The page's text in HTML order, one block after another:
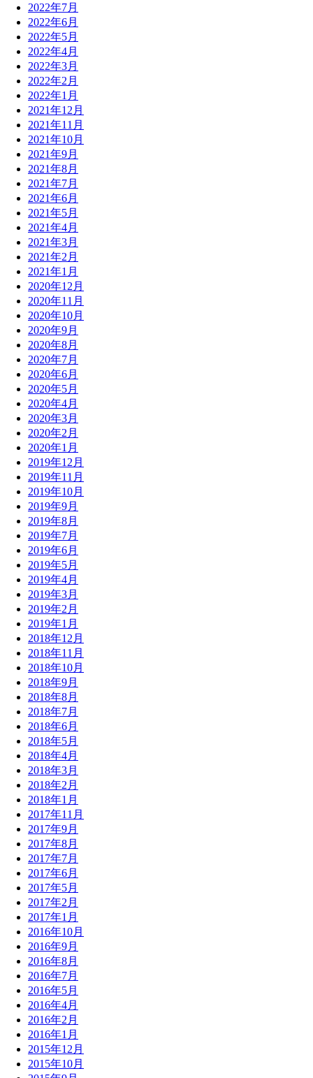
2022年7月
2022年6月
2022年5月
2022年4月
2022年3月
2022年2月
2022年1月
2021年12月
2021年11月
2021年10月
2021年9月
2021年8月
2021年7月
2021年6月
2021年5月
2021年4月
2021年3月
2021年2月
2021年1月
2020年12月
2020年11月
2020年10月
2020年9月
2020年8月
2020年7月
2020年6月
2020年5月
2020年4月
2020年3月
2020年2月
2020年1月
2019年12月
2019年11月
2019年10月
2019年9月
2019年8月
2019年7月
2019年6月
2019年5月
2019年4月
2019年3月
2019年2月
2019年1月
2018年12月
2018年11月
2018年10月
2018年9月
2018年8月
2018年7月
2018年6月
2018年5月
2018年4月
2018年3月
2018年2月
2018年1月
2017年11月
2017年9月
2017年8月
2017年7月
2017年6月
2017年5月
2017年2月
2017年1月
2016年10月
2016年9月
2016年8月
2016年7月
2016年5月
2016年4月
2016年2月
2016年1月
2015年12月
2015年10月